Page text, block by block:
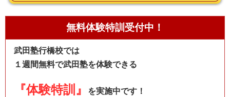
無料体験特訓受付中！
武田塾行橋校では
１週間無料で武田塾を体験できる
『体験特訓』 を実施中です！